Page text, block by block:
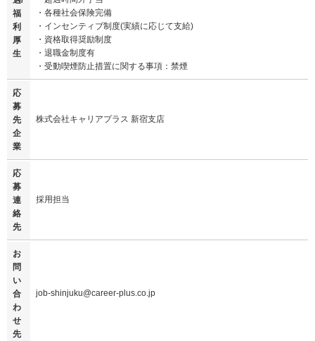
福
利
厚
生
・各種社会保険完備
・インセンティブ制度(実績に応じて支給)
・資格取得奨励制度
・退職金制度有
・受動喫煙防止措置に関する事項：禁煙
応
募
先
企
業
株式会社キャリアプラス 新宿支店
応
募
連
絡
先
採用担当
お
問
い
合
わ
せ
先
job-shinjuku@career-plus.co.jp